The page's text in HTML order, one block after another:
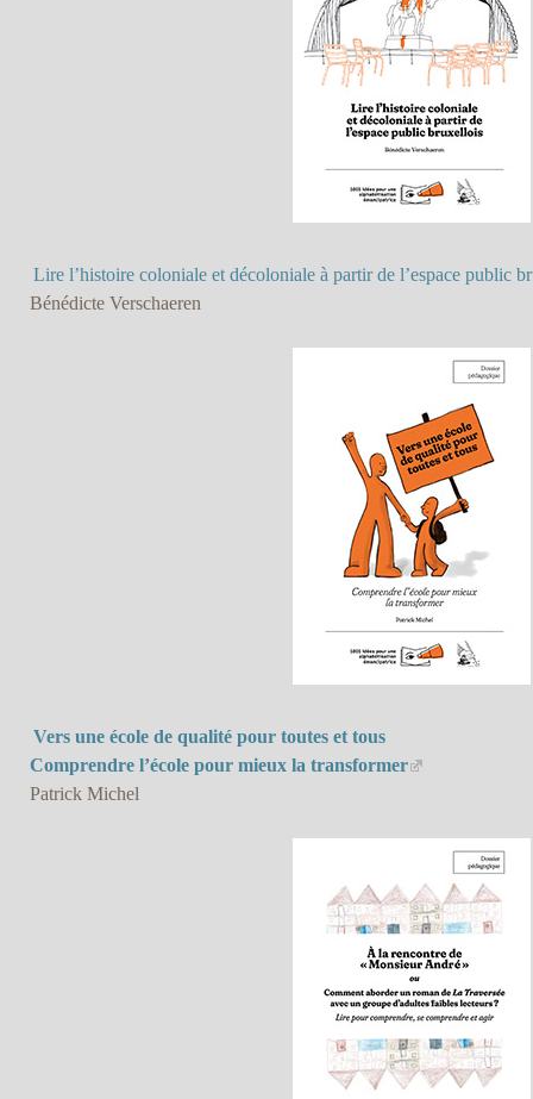
Lire l’histoire coloniale et décoloniale à partir de l’espace public
Bénédicte Verschaeren
Vers une école de qualité pour toutes et tous
Comprendre l’école pour mieux la transformer
Patrick Michel